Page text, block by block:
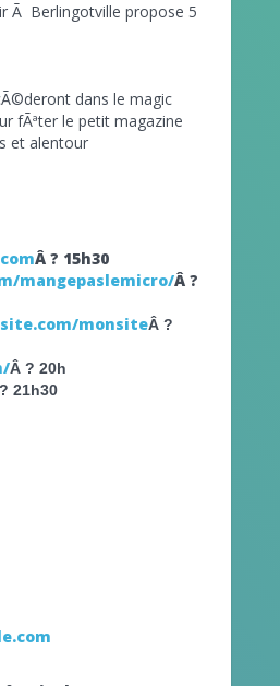
Ã Berlingotville propose 5
dans le magic
fÃªter le petit magazine
et alentour
Â ? 15h30
mangepaslemicro/Â ?
monsiteÂ ?
Â ? 20h
21h30